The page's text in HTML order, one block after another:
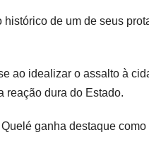
histórico de um de seus
ao idealizar o assalto à
reação dura do Estado.
ganha destaque